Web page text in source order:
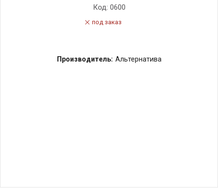
Код: 0600
под заказ
Производитель: Альтернатива